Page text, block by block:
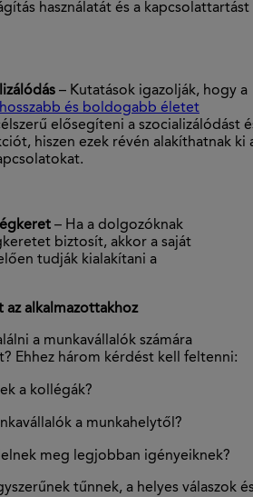
használatát és a kapcsolattartást
– Kutatások igazolják, hogy a
hosszabb és boldogabb életet
elősegíteni a szocializálódást
hiszen ezek révén alakíthatnak ki
– Ha a dolgozóknak
biztosít, akkor a saját
tudják kialakítani a
az alkalmazottakhoz
a munkavállalók számára
Ehhez három kérdést kell feltenni:
a kollégák?
a munkahelytől?
meg legjobban igényeiknek?
tűnnek, a helyes válaszok